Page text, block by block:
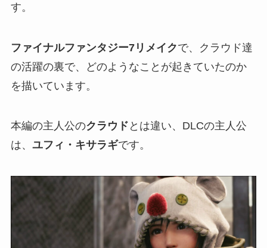
す。
ファイナルファンタジー7リメイクで、クラウド達
の活躍の裏で、どのようなことが起きていたのか
を描いています。
本編の主人公のクラウド とは違い、DLCの主人公
は、 ユフィ・キサラギです。